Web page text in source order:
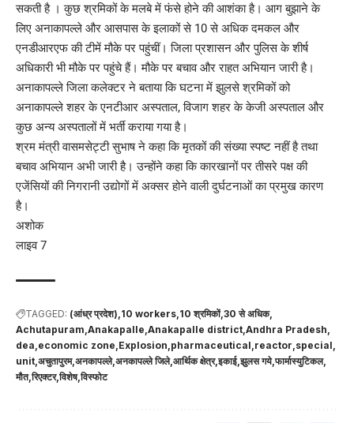
सकती है । कुछ श्रमिकों के मलबे में फंसे होने की आशंका है। आग बुझाने के
लिए अनाकापल्ले और आसपास के इलाकों से 10 से अधिक दमकल और
एनडीआरएफ की टीमें मौके पर पहुंचीं। जिला प्रशासन और पुलिस के शीर्ष
अधिकारी भी मौके पर पहुंचे हैं। मौके पर बचाव और राहत अभियान जारी है।
अनाकापल्ले जिला कलेक्टर ने बताया कि घटना में झुलसे श्रमिकों को
अनाकापल्ले शहर के एनटीआर अस्पताल, विजाग शहर के केजी अस्पताल और
कुछ अन्य अस्पतालों में भर्ती कराया गया है।
श्रम मंत्री वासमसेट्टी सुभाष ने कहा कि मृतकों की संख्या स्पष्ट नहीं है तथा
बचाव अभियान अभी जारी है। उन्होंने कहा कि कारखानों पर तीसरे पक्ष की
एजेंसियों की निगरानी उद्योगों में अक्सर होने वाली दुर्घटनाओं का प्रमुख कारण
है।
अशोक
लाइव 7
TAGGED: (आंध्र प्रदेश) 10 workers 10 श्रमिकों 30 से अधिक
Achutapuram Anakapalle Anakapalle district Andhra Pradesh
dea economic zone Explosion pharmaceutical reactor special
unit अचुतापुरम अनकापल्ले अनकापल्ले जिले आर्थिक क्षेत्र इकाई झुलस गये फार्मास्युटिकल
मौत रिएक्टर विशेष विस्फोट